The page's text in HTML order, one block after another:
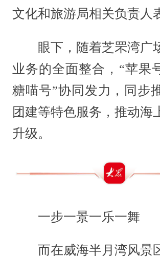
文化和旅游局相关负责人
眼下，随着芝罘湾广
业务的全面整合，“苹果
糖喵号”协同发力，同步
团建等特色服务，推动海
升级。
一步一景一乐一舞
而在威海半月湾风景